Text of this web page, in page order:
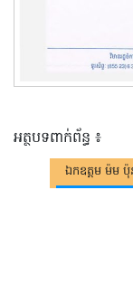
អត្ថបទពាក់ព័ន្ធ ៖
ឯកឧត្តម ម៉ម ប៉ុ